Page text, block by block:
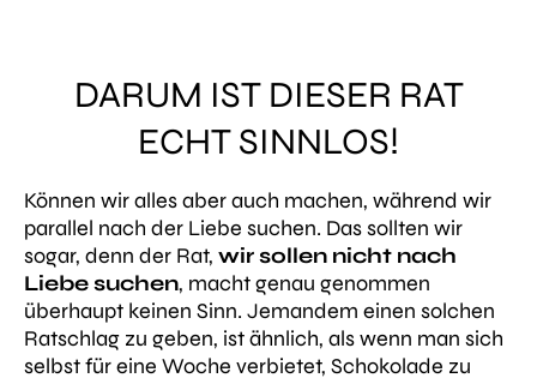
DARUM IST DIESER RAT
ECHT SINNLOS!
Können wir alles aber auch machen, während wir
parallel nach der Liebe suchen. Das sollten wir
sogar, denn der Rat, wir sollen nicht nach
Liebe suchen, macht genau genommen
überhaupt keinen Sinn. Jemandem einen solchen
Ratschlag zu geben, ist ähnlich, als wenn man sich
selbst für eine Woche verbietet, Schokolade zu